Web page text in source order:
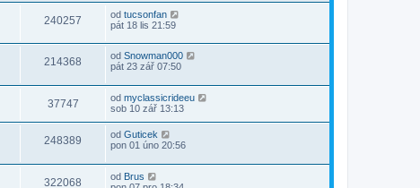
240257 od tucsonfan
pát 18 lis 21:59
214368 od Snowman000
pát 23 zář 07:50
37747 od myclassicrideeu
sob 10 zář 13:13
248389 od Guticek
pon 01 úno 20:56
322068 od Brus